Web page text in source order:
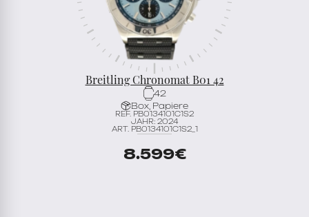
Breitling Chronomat B01 42
42
Box, Papiere
REF. PB0134101C1S2
JAHR: 2024
ART. PB0134101C1S2_1
8.599€